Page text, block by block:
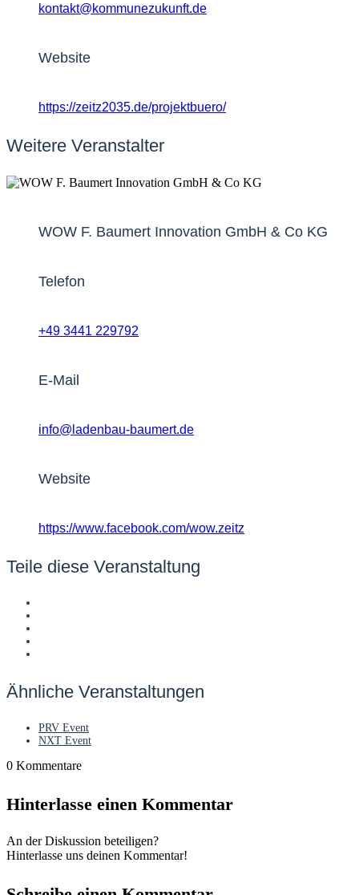
kontakt@kommunezukunft.de
Website
https://zeitz2035.de/projektbuero/
Weitere Veranstalter
WOW F. Baumert Innovation GmbH & Co KG
Telefon
+49 3441 229792
E-Mail
info@ladenbau-baumert.de
Website
https://www.facebook.com/wow.zeitz
Teile diese Veranstaltung
Ähnliche Veranstaltungen
PRV Event
NXT Event
0 Kommentare
Hinterlasse einen Kommentar
An der Diskussion beteiligen?
Hinterlasse uns deinen Kommentar!